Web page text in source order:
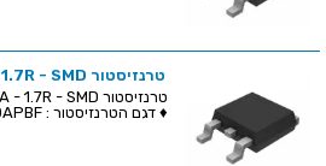
טרנזיסטור N CHANNEL - 500V 5A - 1.7R - SMD
♦ דגם הטרנזיסטור : IRFR430APBF ♦ מבנ...